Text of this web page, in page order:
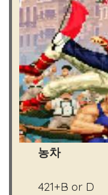
농차
421+B or D